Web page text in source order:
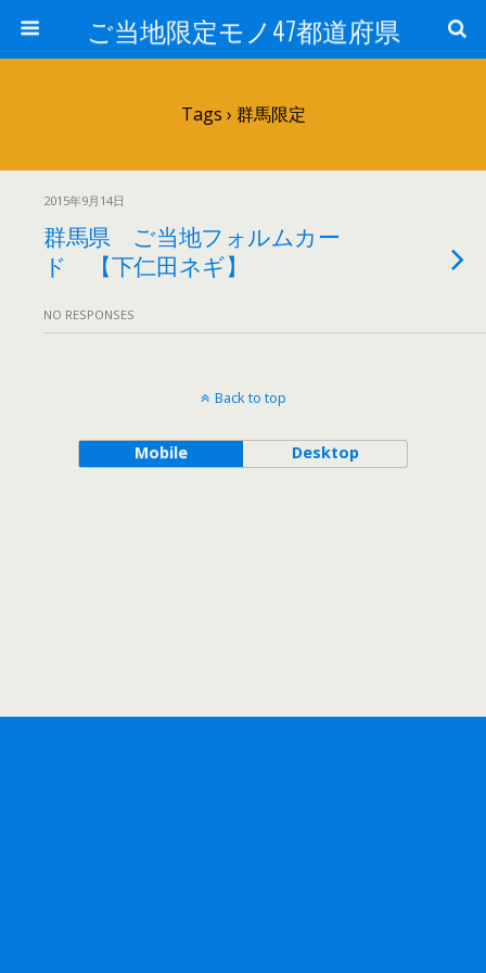
ご当地限定モノ47都道府県
Tags › 群馬限定
2015年9月14日
群馬県 ご当地フォルムカー
ド 【下仁田ネギ】
NO RESPONSES
Back to top
Mobile Desktop